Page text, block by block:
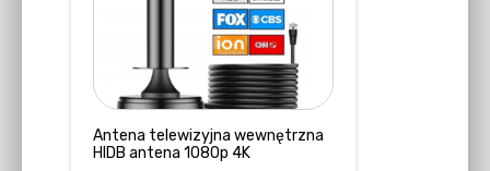
Antena telewizyjna wewnętrzna
HIDB antena 1080p 4K